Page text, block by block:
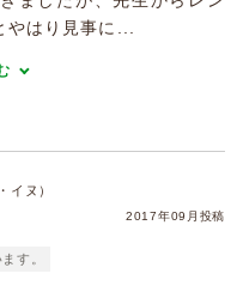
やはり見事に...
イヌ）
2017年09月投稿
す。